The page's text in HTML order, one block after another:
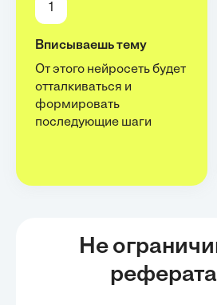
1
Вписываешь тему
От этого нейросеть будет
отталкиваться и
формировать
последующие шаги
Не